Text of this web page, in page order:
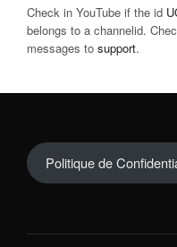
Check in YouTube if the id
belongs to a channelid.
messages to support.
Politique de